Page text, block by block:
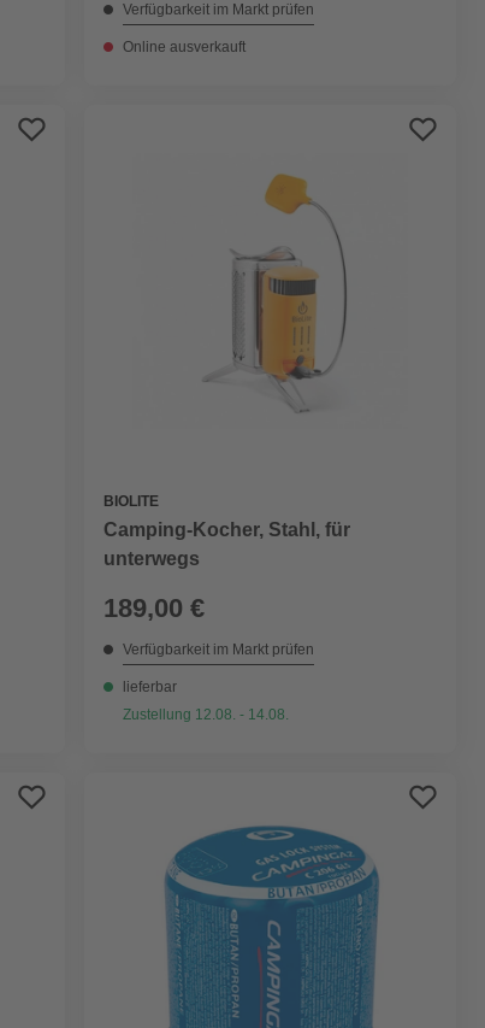
Verfügbarkeit im Markt prüfen
Online ausverkauft
BIOLITE
Camping-Kocher, Stahl, für
unterwegs
189,00 €
Verfügbarkeit im Markt prüfen
lieferbar
Zustellung 12.08. - 14.08.